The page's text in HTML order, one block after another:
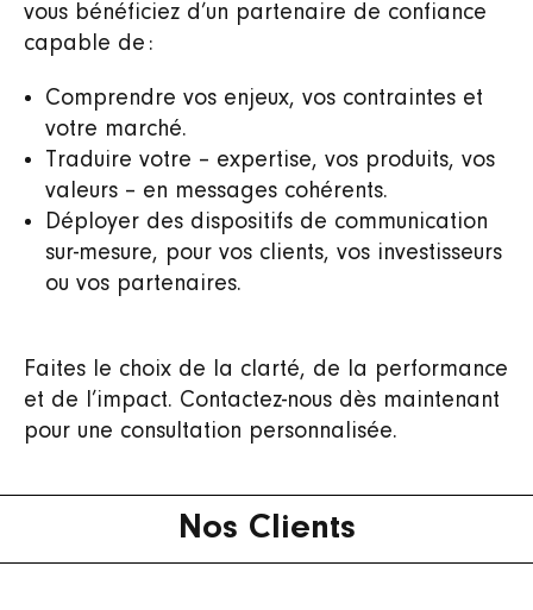
vous bénéficiez d’un partenaire de confiance
capable de :
Comprendre vos enjeux, vos contraintes et
votre marché.
Traduire votre – expertise, vos produits, vos
valeurs – en messages cohérents.
Déployer des dispositifs de communication
sur‑mesure, pour vos clients, vos investisseurs
ou vos partenaires.
Faites le choix de la clarté, de la performance
et de l’impact. Contactez‑nous dès maintenant
pour une consultation personnalisée.
Nos Clients